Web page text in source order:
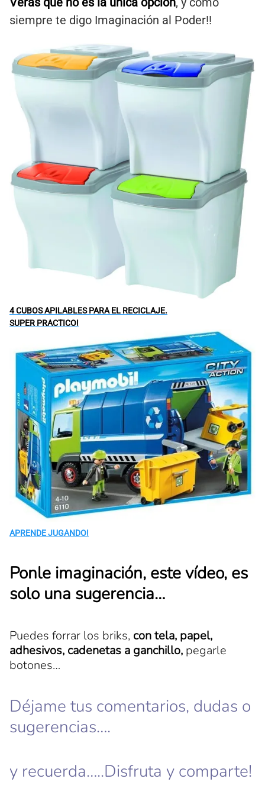
siempre te digo Imaginación al Poder!!
4 CUBOS APILABLES PARA EL RECICLAJE.
SUPER PRACTICO!
APRENDE JUGANDO!
Ponle imaginación, este vídeo, es
solo una sugerencia…
Puedes forrar los briks, con tela, papel,
adhesivos, cadenetas a ganchillo, pegarle
botones…
Déjame tus comentarios, dudas o
sugerencias….
y recuerda…..Disfruta y comparte!